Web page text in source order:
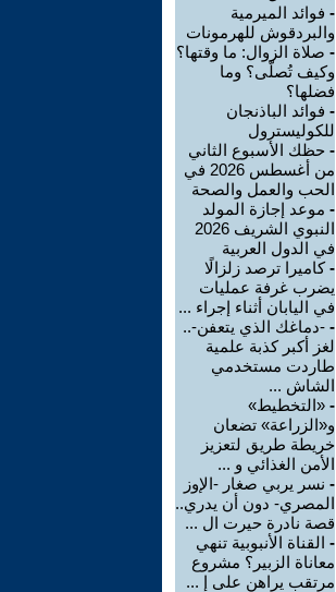
- فوائد الميرمية
والبردقوش للهرمونات
- صلاة الزوال: ما وقتها؟
وكيف تُصلّى؟ وما
فضلها؟
- فوائد الباذنجان
للكوليسترول
- حظك الأسبوع الثاني
من أغسطس 2026 في
الحب والعمل والصحة
- موعد إجازة المولد
النبوي الشريف 2026
في الدول العربية
-كاميرا ترصد زلزالًا
يضرب غرفة عمليات
في اليابان أثناء إجراء ...
- -دماغك الذي يتعفن-..
لغز أكبر كذبة علمية
طاردت مستخدمي
الشاش ...
- «التخطيط»
و«الزراعة» تضعان
خريطة طريق لتعزيز
الأمن الغذائي و ...
- نسر يربي صغار -الإوز
المصري- دون أن يدري..
قصة نادرة حيرت ال ...
- القناة الأنبوبية تنهي
معاناة الزبير؟ مشروع
مرتقب يراهن على إ ...